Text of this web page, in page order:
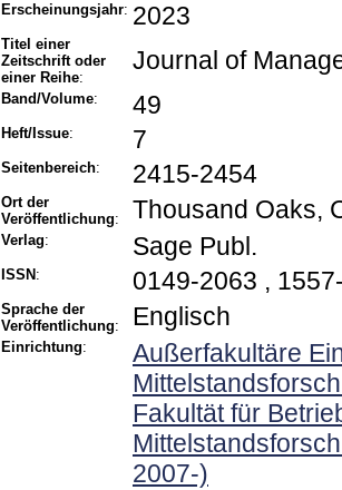
Erscheinungsjahr: 2023
Titel einer
Zeitschrift oder
einer Reihe:
Journal of
Band/Volume: 49
Heft/Issue: 7
Seitenbereich: 2415-2454
Ort der
Veröffentlichung: Thousand Oaks,
Verlag: Sage Publ.
ISSN : 0149-2063 ,
Sprache der
Veröffentlichung: Englisch
Einrichtung:
Außerfakultäre
Fakultät für
2007-)